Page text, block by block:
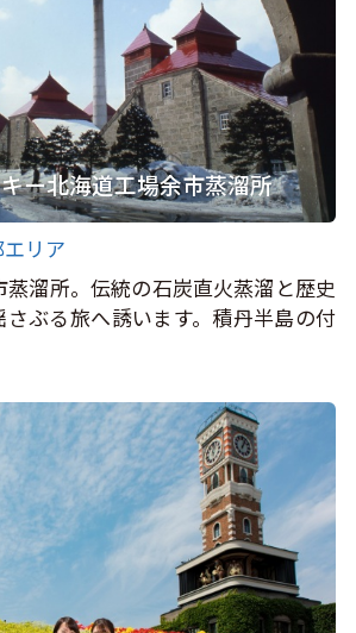
ー北海道工場余市蒸溜所
リア
蒸溜所。伝統の石炭直火蒸溜と歴史
ぶる旅へ誘います。積丹半島の付